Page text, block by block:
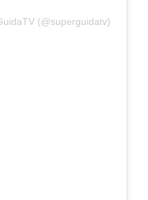
(@superguidatv)